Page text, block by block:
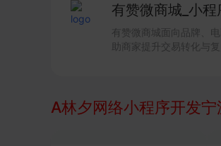
有赞微商城_小
有赞微商城面向品牌、
助商家提升交易转化与复
A林夕网络小程序开发宁